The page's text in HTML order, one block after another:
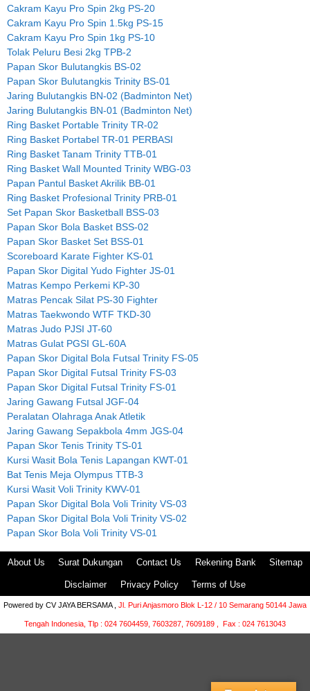
Cakram Kayu Pro Spin 2kg PS-20
Cakram Kayu Pro Spin 1.5kg PS-15
Cakram Kayu Pro Spin 1kg PS-10
Tolak Peluru Besi 2kg TPB-2
Papan Skor Bulutangkis BS-02
Papan Skor Bulutangkis Trinity BS-01
Jaring Bulutangkis BN-02 (Badminton Net)
Jaring Bulutangkis BN-01 (Badminton Net)
Ring Basket Portable Trinity TR-02
Ring Basket Portabel TR-01 PERBASI
Ring Basket Tanam Trinity TTB-01
Ring Basket Wall Mounted Trinity WBG-03
Papan Pantul Basket Akrilik BB-01
Ring Basket Profesional Trinity PRB-01
Set Papan Skor Basketball BSS-03
Papan Skor Bola Basket BSS-02
Papan Skor Basket Set BSS-01
Scoreboard Karate Fighter KS-01
Papan Skor Digital Yudo Fighter JS-01
Matras Kempo Perkemi KP-30
Matras Pencak Silat PS-30 Fighter
Matras Taekwondo WTF TKD-30
Matras Judo PJSI JT-60
Matras Gulat PGSI GL-60A
Papan Skor Digital Bola Futsal Trinity FS-05
Papan Skor Digital Futsal Trinity FS-03
Papan Skor Digital Futsal Trinity FS-01
Jaring Gawang Futsal JGF-04
Peralatan Olahraga Anak Atletik
Jaring Gawang Sepakbola 4mm JGS-04
Papan Skor Tenis Trinity TS-01
Kursi Wasit Bola Tenis Lapangan KWT-01
Bat Tenis Meja Olympus TTB-3
Kursi Wasit Voli Trinity KWV-01
Papan Skor Digital Bola Voli Trinity VS-03
Papan Skor Digital Bola Voli Trinity VS-02
Papan Skor Bola Voli Trinity VS-01
About Us Surat Dukungan Contact Us Rekening Bank Sitemap
Disclaimer Privacy Policy Terms of Use
Powered by CV JAYA BERSAMA , Jl. Puri Anjasmoro Blok L-12 / 10 Semarang 50144 Jawa
Tengah Indonesia, Tlp : 024 7604459, 7603287, 7609189 , Fax : 024 7613043